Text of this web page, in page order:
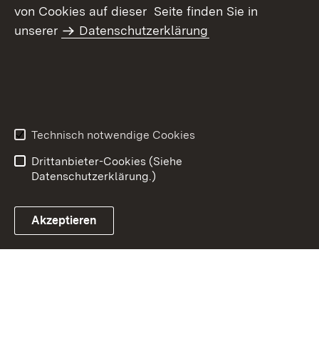
von Cookies auf dieser Seite finden Sie in
unserer
Datenschutzerklärung
Technisch notwendige Cookies
Drittanbieter-Cookies (Siehe
Datenschutzerklärung.)
Akzeptieren